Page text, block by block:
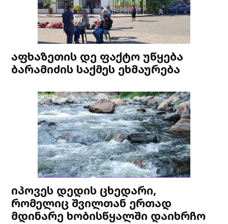
აფხაზეთის დე ფაქტო უწყება
ბარამიძის საქმეს ეხმაურება
იპოვეს დედის ცხედარი,
რომელიც შვილთან ერთად
მდინარე ხობისწყალში დაიხრჩო